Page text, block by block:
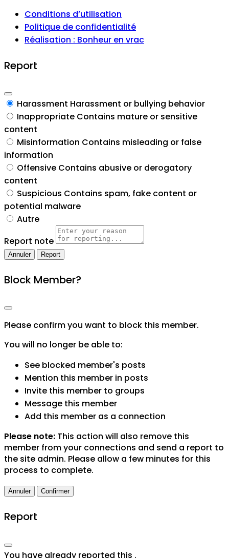
Conditions d’utilisation
Politique de confidentialité
Réalisation : Bonheur en vrac
Report
Harassment Harassment or bullying behavior
Inappropriate Contains mature or sensitive
content
Misinformation Contains misleading or false
information
Offensive Contains abusive or derogatory
content
Suspicious Contains spam, fake content or
potential malware
Autre
Report note
Report
Block Member?
Please confirm you want to block this member.
You will no longer be able to:
See blocked member's posts
Mention this member in posts
Invite this member to groups
Message this member
Add this member as a connection
Please note: This action will also remove this
member from your connections and send a report to
the site admin. Please allow a few minutes for this
process to complete.
Confirmer
Report
You have already reported this .